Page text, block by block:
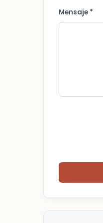
Mensaje *